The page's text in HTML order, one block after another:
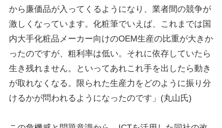
から廉価品が入ってくるようになり、業者間の競争が
激しくなっています。化粧筆でいえば、これまでは国
内大手化粧品メーカー向けのOEM生産の比重が大きか
ったのですが、粗利率は低い。それに依存していたら
生き残れません。といってあれこれ手を出したら動き
が取れなくなる。限られた生産力をどのように振り分
けるかが問われるようになったのです」(丸山氏)